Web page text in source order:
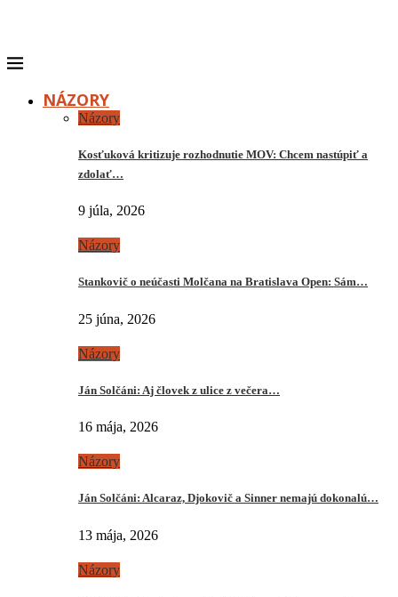
NÁZORY
Názory
Kosťuková kritizuje rozhodnutie MOV: Chcem nastúpiť a
zdolať…
9 júla, 2026
Názory
Stankovič o neúčasti Molčana na Bratislava Open: Sám…
25 júna, 2026
Názory
Ján Solčáni: Aj človek z ulice z večera…
16 mája, 2026
Názory
Ján Solčáni: Alcaraz, Djokovič a Sinner nemajú dokonalú…
13 mája, 2026
Názory